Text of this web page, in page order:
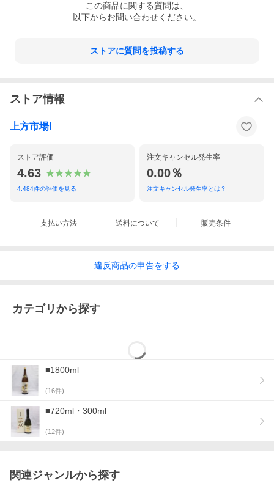
この商品に関する質問は、
以下からお問い合わせください。
ストアに質問を投稿する
ストア情報
上方市場!
ストア評価
4.63
4,484件の評価を見る
注文キャンセル発生率
0.00％
注文キャンセル発生率とは？
支払い方法 送料について 販売条件
違反商品の申告をする
カテゴリから探す
■1800ml
(16件)
■720ml・300ml
(12件)
関連ジャンルから探す